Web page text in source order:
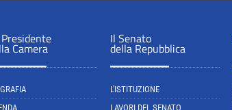
Camera
Il Senato
della Repubblica
L'ISTITUZIONE
LAVORI DEL SENATO